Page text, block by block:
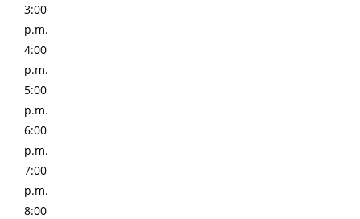
3:00
p.m.
4:00
p.m.
5:00
p.m.
6:00
p.m.
7:00
p.m.
8:00